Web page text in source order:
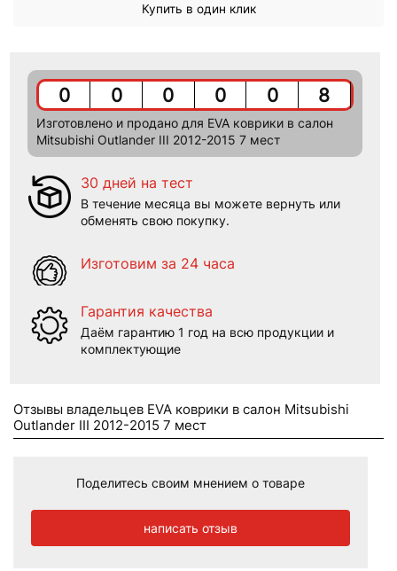
Купить в один клик
0 0 0 0 0 8
Изготовлено и продано для EVA коврики в салон
Mitsubishi Outlander III 2012-2015 7 мест
30 дней на тест
В течение месяца вы можете вернуть или
обменять свою покупку.
Изготовим за 24 часа
Гарантия качества
Даём гарантию 1 год на всю продукции и
комплектующие
Отзывы владельцев EVA коврики в салон Mitsubishi
Outlander III 2012-2015 7 мест
Поделитесь своим мнением о товаре
написать отзыв